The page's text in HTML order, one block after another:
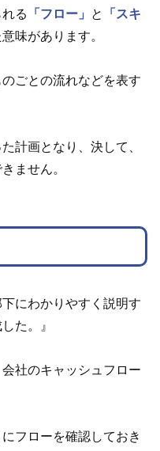
る 「フロー」 と
「スキ
味があります。
ごとの流れなどを表す
計画となり、決して、
ません。
にわかりやすく説明す
た。』
社のキャッシュフロー
フローを確認しておき